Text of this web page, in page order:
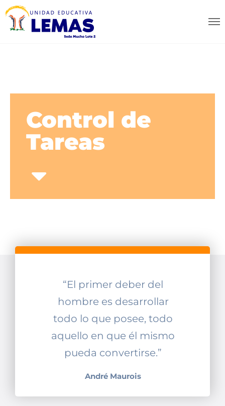
Control de
Tareas
“El primer deber del
hombre es desarrollar
todo lo que posee, todo
aquello en que él mismo
pueda convertirse.”
André Maurois